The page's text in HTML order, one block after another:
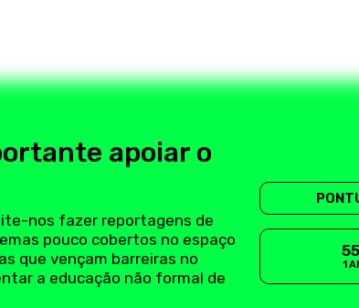
apoiar o
nos fazer reportagens de
pouco cobertos no espaço
que vençam barreiras no
a educação não formal de
1